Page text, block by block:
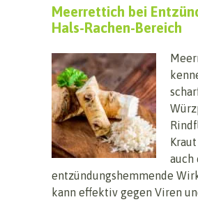
Meerrettich bei
Hals-Rachen-Bereich
auch
entzündungshemmende
kann effektiv gegen Viren